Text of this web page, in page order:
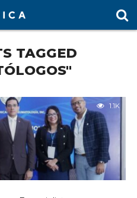
TAGGED
1.1K